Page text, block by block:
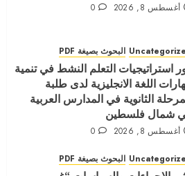
أغسطس 8, 2026 0
البحوث بصيغة PDF
استراتيجيات التعلم النشط في تنمية
اللغة الانجليزية لدى طلبة
الثانوية في المدارس العربية
شمال فلسطين
أغسطس 8, 2026 0
البحوث بصيغة PDF